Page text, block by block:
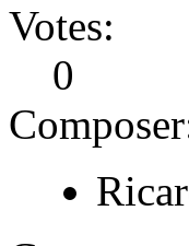
Votes:
0